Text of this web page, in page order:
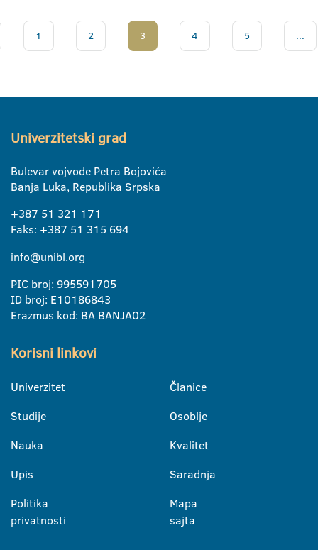
1 2 3 4 5 ...
Univerzitetski grad
Bulevar vojvode Petra Bojovića
Banja Luka, Republika Srpska
+387 51 321 171
Faks: +387 51 315 694
info@unibl.org
PIC broj: 995591705
ID broj: E10186843
Erazmus kod: BA BANJA02
Korisni linkovi
Univerzitet
Studije
Nauka
Upis
Politika
privatnosti
Članice
Osoblje
Kvalitet
Saradnja
Mapa
sajta